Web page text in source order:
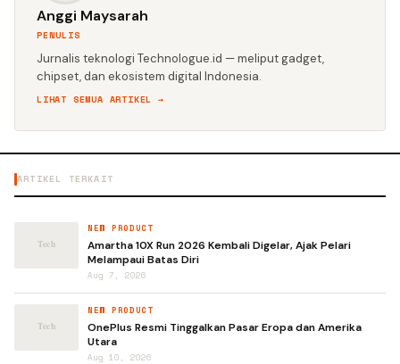
Anggi Maysarah
PENULIS
Jurnalis teknologi Technologue.id — meliput gadget,
chipset, dan ekosistem digital Indonesia.
LIHAT SEMUA ARTIKEL →
ARTIKEL TERKAIT
NEW PRODUCT
Amartha 10X Run 2026 Kembali Digelar, Ajak Pelari
Melampaui Batas Diri
Aug 7, 2026
NEW PRODUCT
OnePlus Resmi Tinggalkan Pasar Eropa dan Amerika
Utara
Aug 10, 2026